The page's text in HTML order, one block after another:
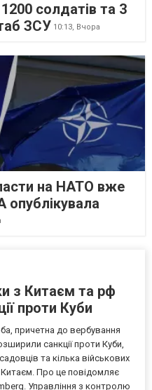
солдатів та 3
ЗСУ 10:13, Вчора
на НАТО вже
з Китаєм та рф
проти Куби
причетна до вербування
санкції проти Куби,
та кілька військових
Про це повідомляє
Управління з контролю